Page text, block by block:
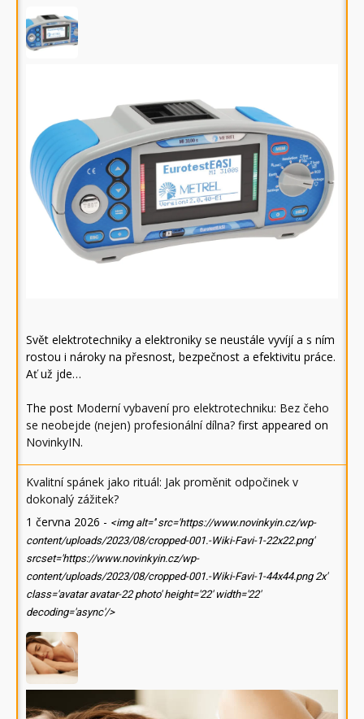
Svět elektrotechniky a elektroniky se neustále vyvíjí a s ním
rostou i nároky na přesnost, bezpečnost a efektivitu práce.
Ať už jde…
The post Moderní vybavení pro elektrotechniku: Bez čeho
se neobejde (nejen) profesionální dílna? first appeared on
NovinkyIN.
Kvalitní spánek jako rituál: Jak proměnit odpočinek v
dokonalý zážitek?
1 června 2026 - <img alt='' src='https://www.novinkyin.cz/wp-
content/uploads/2023/08/cropped-001.-Wiki-Favi-1-22x22.png'
srcset='https://www.novinkyin.cz/wp-
content/uploads/2023/08/cropped-001.-Wiki-Favi-1-44x44.png 2x'
class='avatar avatar-22 photo' height='22' width='22'
decoding='async'/>